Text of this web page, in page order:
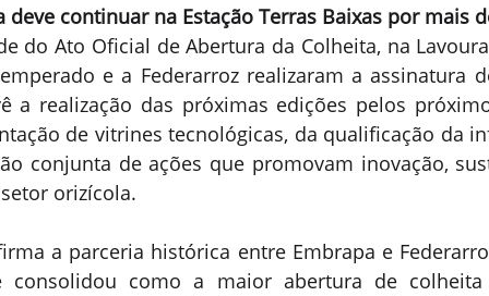
continuar na Estação Terras Baixas por mais
do Ato Oficial de Abertura da Colheita, na
e a Federarroz realizaram a assinatura
a realização das próximas edições pelos
de vitrines tecnológicas, da qualificação da
conjunta de ações que promovam inovação,
orizícola.
a parceria histórica entre Embrapa e
consolidou como a maior abertura de